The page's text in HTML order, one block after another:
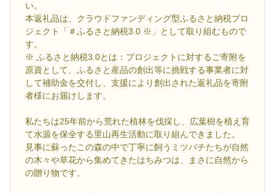
い。
本返礼品は、クラウドファンディング型ふるさと納税プロ
ジェクト「＃ふるさと納税3.0 ※」として取り組むもので
す。
※ ふるさと納税3.0とは：プロジェクトに対するご寄附を
原資として、ふるさと産品の創出等に挑戦する事業者に対
して補助金を交付し、支援により創出された返礼品を寄附
者様にお届けします。
私たちは25年前から荒れた植林を伐採し、広葉樹を植え育
て水源を保全する里山再生活動に取り組んできました。
見事に蘇ったこの森の中で丁寧に飼うミツバチたちが自然
の木々や草花から集めてきたはちみつは、まさに自然から
の贈り物です。